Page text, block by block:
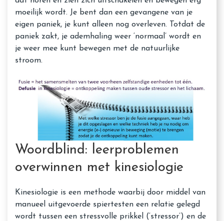
moeilijk wordt. Je bent dan een gevangene van je
eigen paniek, je kunt alleen nog overleven. Totdat de
paniek zakt, je ademhaling weer ‘normaal’ wordt en
je weer mee kunt bewegen met de natuurlijke
stroom.
Woordblind: leerproblemen
overwinnen met kinesiologie
Kinesiologie is een methode waarbij door middel van
manueel uitgevoerde spiertesten een relatie gelegd
wordt tussen een stressvolle prikkel (‘stressor’) en de